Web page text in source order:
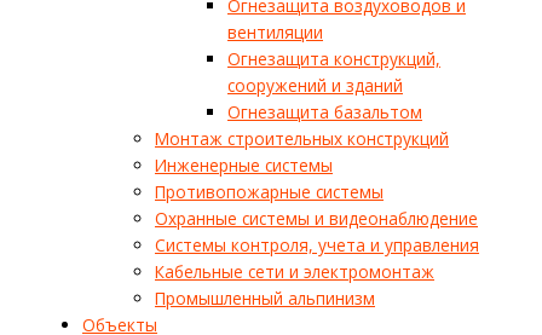
Огнезащита воздуховодов и
вентиляции
Огнезащита конструкций,
сооружений и зданий
Огнезащита базальтом
Монтаж строительных конструкций
Инженерные системы
Противопожарные системы
Охранные системы и видеонаблюдение
Системы контроля, учета и управления
Кабельные сети и электромонтаж
Промышленный альпинизм
Объекты